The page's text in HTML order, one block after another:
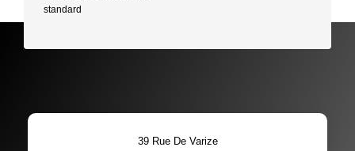
standard
39 Rue De Varize